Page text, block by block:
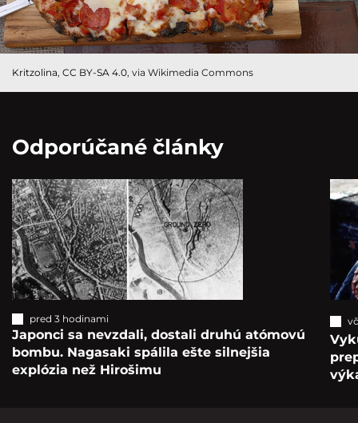
Kritzolina, CC BY-SA 4.0, via Wikimedia Commons
Odporúčané články
pred 3 hodinami
Japonci sa nevzdali, dostali druhú atómovú
bombu. Nagasaki spálila ešte silnejšia
explózia než Hirošimu